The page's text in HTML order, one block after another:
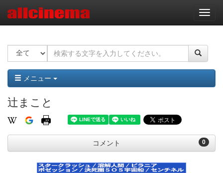
ナ
ビ
ー
ョ
ン
メニュー
辻まこと
0
コメント